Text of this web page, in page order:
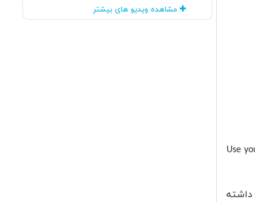
Use
داشته
مشاهده ویدیو های بیشتر